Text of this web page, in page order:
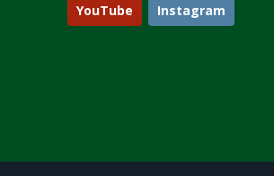
YouTube Instagram